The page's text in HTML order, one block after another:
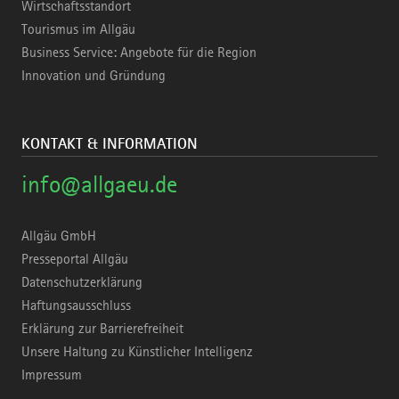
Wirtschaftsstandort
Tourismus im Allgäu
Business Service: Angebote für die Region
Innovation und Gründung
KONTAKT & INFORMATION
info@allgaeu.de
Allgäu GmbH
Presseportal Allgäu
Datenschutzerklärung
Haftungsausschluss
Erklärung zur Barrierefreiheit
Unsere Haltung zu Künstlicher Intelligenz
Impressum